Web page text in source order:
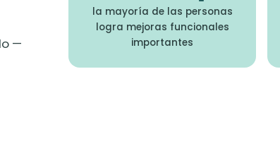
—
la mayoría de las personas
logra mejoras funcionales
importantes